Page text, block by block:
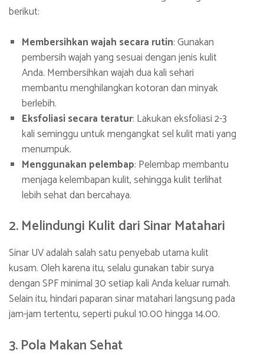
berikut:
Membersihkan wajah secara rutin: Gunakan
pembersih wajah yang sesuai dengan jenis kulit
Anda. Membersihkan wajah dua kali sehari
membantu menghilangkan kotoran dan minyak
berlebih.
Eksfoliasi secara teratur: Lakukan eksfoliasi 2-3
kali seminggu untuk mengangkat sel kulit mati yang
menumpuk.
Menggunakan pelembap: Pelembap membantu
menjaga kelembapan kulit, sehingga kulit terlihat
lebih sehat dan bercahaya.
2. Melindungi Kulit dari Sinar Matahari
Sinar UV adalah salah satu penyebab utama kulit
kusam. Oleh karena itu, selalu gunakan tabir surya
dengan SPF minimal 30 setiap kali Anda keluar rumah.
Selain itu, hindari paparan sinar matahari langsung pada
jam-jam tertentu, seperti pukul 10.00 hingga 14.00.
3. Pola Makan Sehat